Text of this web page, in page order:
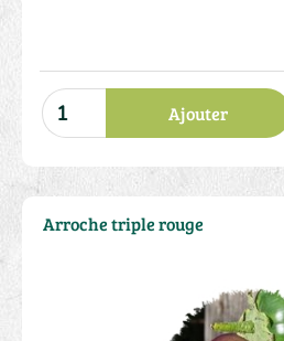
Ajouter
Arroche triple rouge